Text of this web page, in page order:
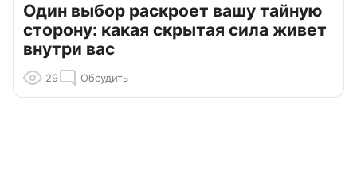
Один выбор раскроет вашу тайную
сторону: какая скрытая сила живет
внутри вас
29 Обсудить